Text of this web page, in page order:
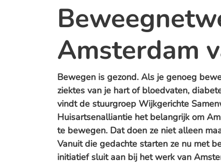
Amsterdam
Bewegen is gezond. Als je genoeg
ziektes van je hart of bloedvaten,
vindt de stuurgroep Wijkgerichte
Huisartsenalliantie het belangrijk om
te bewegen. Dat doen ze niet alleen
Vanuit die gedachte starten ze nu met
initiatief sluit aan bij het werk van